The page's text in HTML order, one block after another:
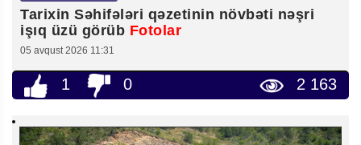
Tarixin Səhifələri qəzetinin növbəti nəşri
işıq üzü görüb Fotolar
05 avqust 2026 11:31
1 0 2 163